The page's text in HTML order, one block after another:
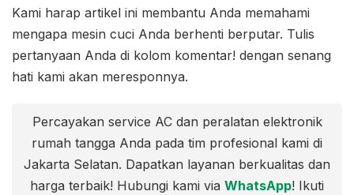
Kami harap artikel ini membantu Anda memahami
mengapa mesin cuci Anda berhenti berputar. Tulis
pertanyaan Anda di kolom komentar! dengan senang
hati kami akan meresponnya.
Percayakan service AC dan peralatan elektronik
rumah tangga Anda pada tim profesional kami di
Jakarta Selatan. Dapatkan layanan berkualitas dan
harga terbaik! Hubungi kami via WhatsApp! Ikuti